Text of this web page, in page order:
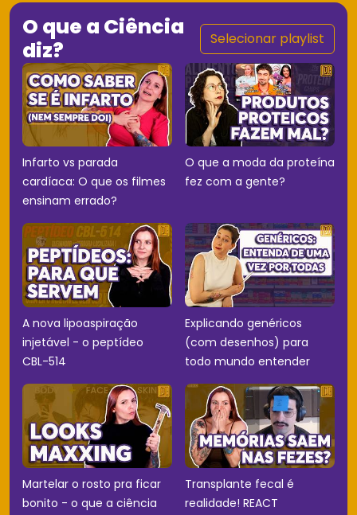
O que a Ciência
diz?
Selecionar playlist
Infarto vs parada
cardíaca: O que os filmes
ensinam errado?
O que a moda da proteína
fez com a gente?
A nova lipoaspiração
injetável - o peptídeo
CBL-514
Explicando genéricos
(com desenhos) para
todo mundo entender
Martelar o rosto pra ficar
bonito - o que a ciência
Transplante fecal é
realidade! REACT